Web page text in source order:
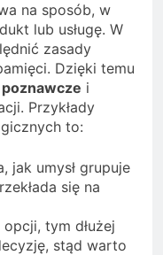
na sposób, w
lub usługę. W
zasady
Dzięki temu
i
Przykłady
to:
jak umysł grupuje
się na
tym dłużej
stąd warto